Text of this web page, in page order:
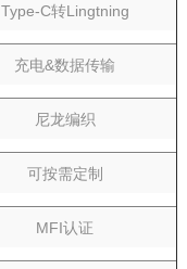
Type-C转Lingtning
充电&数据传输
尼龙编织
可按需定制
MFI认证